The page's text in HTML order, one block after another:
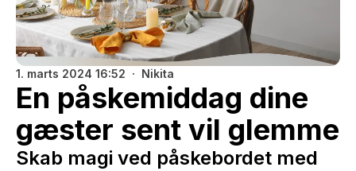
1. marts 2024 16:52 Nikita
En påskemiddag dine
gæster sent vil glemme
Skab magi ved påskebordet med